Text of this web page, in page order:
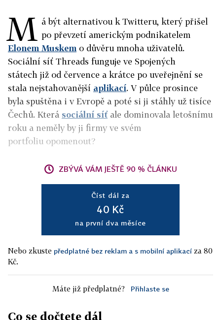
M á být alternativou k Twitteru, který přišel
po převzetí americkým podnikatelem
Elonem Muskem o důvěru mnoha uživatelů.
Sociální síť Threads funguje ve Spojených
státech již od července a krátce po uveřejnění se
stala nejstahovanější aplikací. V půlce prosince
byla spuštěna i v Evropě a poté si ji stáhly už tisíce
Čechů. Která sociální síť ale dominovala letošnímu
roku a neměly by ji firmy ve svém
portfoliu opomenout?
ZBÝVÁ VÁM JEŠTĚ 90 % ČLÁNKU
Číst dál za
40 Kč
na první dva měsíce
Nebo zkuste předplatné bez reklam a s mobilní aplikací za 80
Kč.
Máte již předplatné? Přihlaste se
Co se dočtete dál